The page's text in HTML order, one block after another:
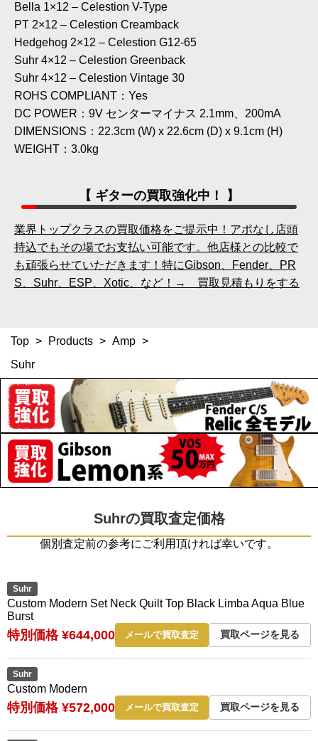
Bella 1×12 – Celestion V-Type
PT 2×12 – Celestion Creamback
Hedgehog 2×12 – Celestion G12-65
Suhr 4×12 – Celestion Greenback
Suhr 4×12 – Celestion Vintage 30
ROHS COMPLIANT：Yes
DC POWER：9V センターマイナス 2.1mm、200mA
DIMENSIONS：22.3cm (W) x 22.6cm (D) x 9.1cm (H)
WEIGHT：3.0kg
【 ギターの買取強化中！ 】
業界トップクラスの買取価格をご提示中！アポなし店頭
持込でもその場でお支払い可能です。他店様との比較で
も頑張らせていただきます！特にGibson、Fender、PR
S、Suhr、ESP、Xotic、など！→ 買取見積もりをする
Top > Products > Amp >
Suhr
Suhrの買取査定価格
個別査定前の参考にご利用頂ければ幸いです。
Suhr
Custom Modern Set Neck Quilt Top Black Limba Aqua Blue
Burst
特別価格 ¥644,000 メールで買取査定 買取ページを見る
Suhr
Custom Modern
特別価格 ¥572,000 メールで買取査定 買取ページを見る